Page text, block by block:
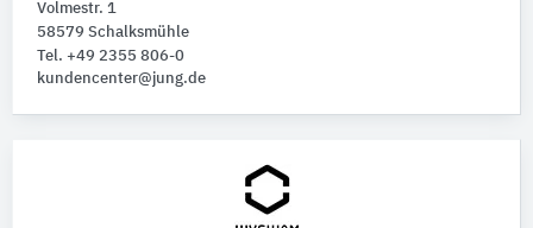
Volmestr. 1
58579 Schalksmühle
Tel. +49 2355 806-0
kundencenter@jung.de